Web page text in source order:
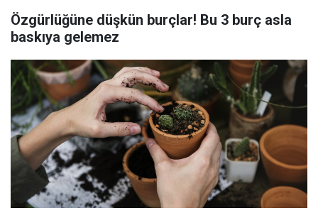
Özgürlüğüne düşkün burçlar! Bu 3 burç asla
baskıya gelemez